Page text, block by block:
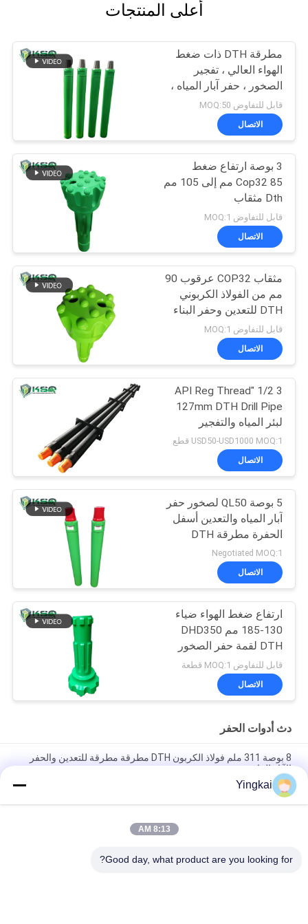
أعلى المنتجات
مطرقة DTH ذات ضغط
الهواء العالي ، تفجير
الصخور ، حفر آبار المياه ،
مطرقة DTH
قابل للتفاوض MOQ:50
الاتصال
3 بوصة ارتفاع ضغط
Cop32 85 مم إلى 105 مم
Dth مثقاب
قابل للتفاوض MOQ:1
الاتصال
مثقاب COP32 عرقوب 90
مم من الفولاذ الكربوني
DTH للتعدين وحفر البناء
قابل للتفاوض MOQ:1
الاتصال
3 1/2 "API Reg Thread
127mm DTH Drill Pipe
لبئر المياه والتفجير
USD50-USD1000 MOQ:1 قطع
الاتصال
5 بوصة QL50 لصخور حفر
آبار المياه والتعدين أسفل
الحفرة مطرقة DTH
Negotiated MOQ:1
الاتصال
ارتفاع ضغط الهواء ضياء
130-185 مم DHD350
DTH لقمة حفر الصخور
قابل للتفاوض MOQ:1 قطعة
الاتصال
دث أدوات الحفر
8 بوصة 311 ملم فولاذ الكربون DTH مطرقة مطرقة للتعدين والحفر
الآبار المائية
في حفرة الحفر
لقمة جناح سبيكة فولاذية مقاس 273 مم للغطاء العلوي مع معالجة
Yingkai
8:13 AM
Good day, what product are you looking for?